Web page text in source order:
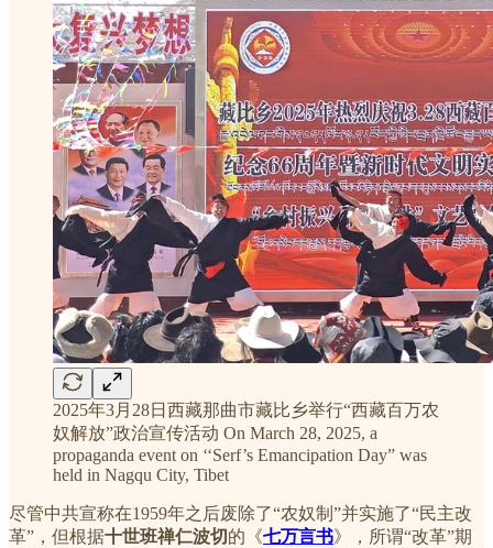
2025年3月28日西藏那曲市藏比乡举行“西藏百万农
奴解放”政治宣传活动 On March 28, 2025, a
propaganda event on ‘‘Serf’s Emancipation Day” was
held in Nagqu City, Tibet
尽管中共宣称在1959年之后废除了“农奴制”并实施了“民主改
革”，但根据十世班禅仁波切 的《七万言书》，所谓“改革”期